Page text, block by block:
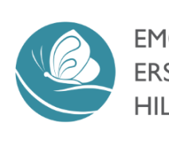
springen